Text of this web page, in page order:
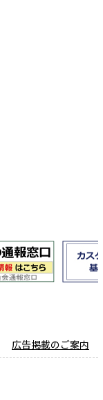
広告掲載のご案内